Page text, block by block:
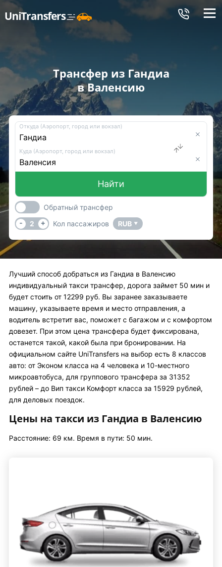
UniTransfers Меню
Трансфер из Гандиа
в Валенсию
Откуда (Аэропорт, город или вокзал)
Куда (Аэропорт, город или вокзал)
Найти
Обратный трансфер
-
2 + Кол пассажиров RUB ▼
Лучший способ добраться из Гандиа в Валенсию
индивидуальный такси трансфер, дорога займет 50 мин и
будет стоить от 12299 руб. Вы заранее заказываете
машину, указываете время и место отправления, а
водитель встретит вас, поможет с багажом и с комфортом
довезет. При этом цена трансфера будет фиксирована,
останется такой, какой была при бронировании. На
официальном сайте UniTransfers на выбор есть 8 классов
авто: от Эконом класса на 4 человека и 10-местного
микроавтобуса, для группового трансфера за 31352
рублей – до Вип такси Комфорт класса за 15929 рублей,
для деловых поездок.
Цены на такси из Гандиа в Валенсию
Расстояние: 69 км. Время в пути: 50 мин.